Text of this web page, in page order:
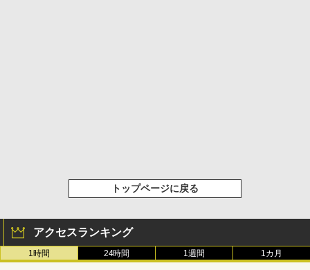
トップページに戻る
アクセスランキング
1時間 24時間 1週間 1カ月